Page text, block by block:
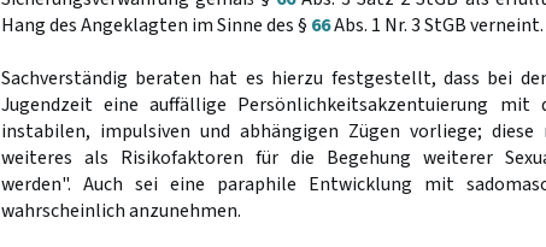
Hang des Angeklagten im Sinne des § 66Abs. 1 Nr. 3 StGB verneint.
Sachverständig beraten hat es hierzu festgestellt, dass bei
Jugendzeit eine auffällige Persönlichkeitsakzentuierung mit
instabilen, impulsiven und abhängigen Zügen vorliege;
weiteres als Risikofaktoren für die Begehung weiterer
werden". Auch sei eine paraphile Entwicklung mit
wahrscheinlich anzunehmen.